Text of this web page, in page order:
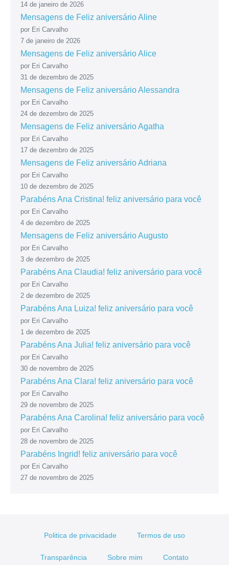
14 de janeiro de 2026
Mensagens de Feliz aniversário Aline
por Eri Carvalho
7 de janeiro de 2026
Mensagens de Feliz aniversário Alice
por Eri Carvalho
31 de dezembro de 2025
Mensagens de Feliz aniversário Alessandra
por Eri Carvalho
24 de dezembro de 2025
Mensagens de Feliz aniversário Agatha
por Eri Carvalho
17 de dezembro de 2025
Mensagens de Feliz aniversário Adriana
por Eri Carvalho
10 de dezembro de 2025
Parabéns Ana Cristina! feliz aniversário para você
por Eri Carvalho
4 de dezembro de 2025
Mensagens de Feliz aniversário Augusto
por Eri Carvalho
3 de dezembro de 2025
Parabéns Ana Claudia! feliz aniversário para você
por Eri Carvalho
2 de dezembro de 2025
Parabéns Ana Luiza! feliz aniversário para você
por Eri Carvalho
1 de dezembro de 2025
Parabéns Ana Julia! feliz aniversário para você
por Eri Carvalho
30 de novembro de 2025
Parabéns Ana Clara! feliz aniversário para você
por Eri Carvalho
29 de novembro de 2025
Parabéns Ana Carolina! feliz aniversário para você
por Eri Carvalho
28 de novembro de 2025
Parabéns Ingrid! feliz aniversário para você
por Eri Carvalho
27 de novembro de 2025
Politica de privacidade Termos de uso
Transparência Sobre mim Contato